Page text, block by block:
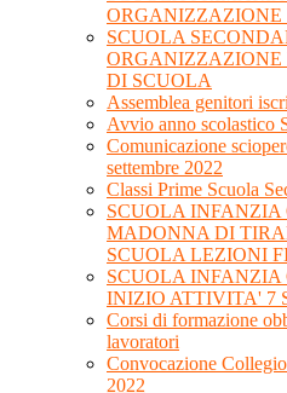
ORGANIZZAZIONE
SCUOLA
ORGANIZZAZIONE
DI SCUOLA
Assemblea genitori
Avvio anno scolastico
Comunicazione
settembre 2022
Classi Prime Scuola
SCUOLA
MADONNA DI
SCUOLA LEZIONI
SCUOLA INFANZIA
INIZIO ATTIVITA' 7
Corsi di formazione
lavoratori
Convocazione
2022